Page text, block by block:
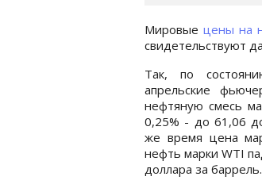
Мировые цены на
свидетельствуют
Так, по
апрельские
нефтяную смесь
0,25% - до 61,06
же время цена
нефть марки WTI
доллара за баррель.